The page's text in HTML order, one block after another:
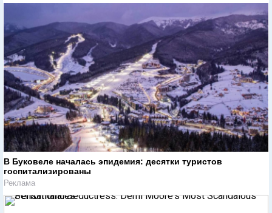
В Буковеле началась эпидемия: десятки туристов
госпитализированы
Реклама